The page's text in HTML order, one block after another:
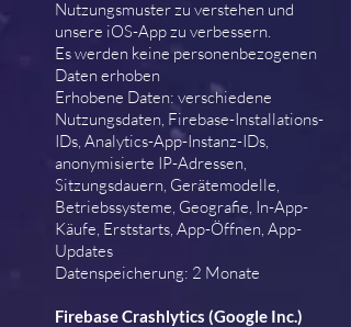
Nutzungsmuster zu verstehen und
unsere iOS-App zu verbessern.
Es werden keine personenbezogenen
Daten erhoben
Erhobene Daten: verschiedene
Nutzungsdaten, Firebase-Installations-
IDs, Analytics-App-Instanz-IDs,
anonymisierte IP-Adressen,
Sitzungsdauern, Gerätemodelle,
Betriebssysteme, Geografie, In-App-
Käufe, Erststarts, App-Öffnen, App-
Updates
Datenspeicherung: 2 Monate
Firebase Crashlytics (Google Inc.)